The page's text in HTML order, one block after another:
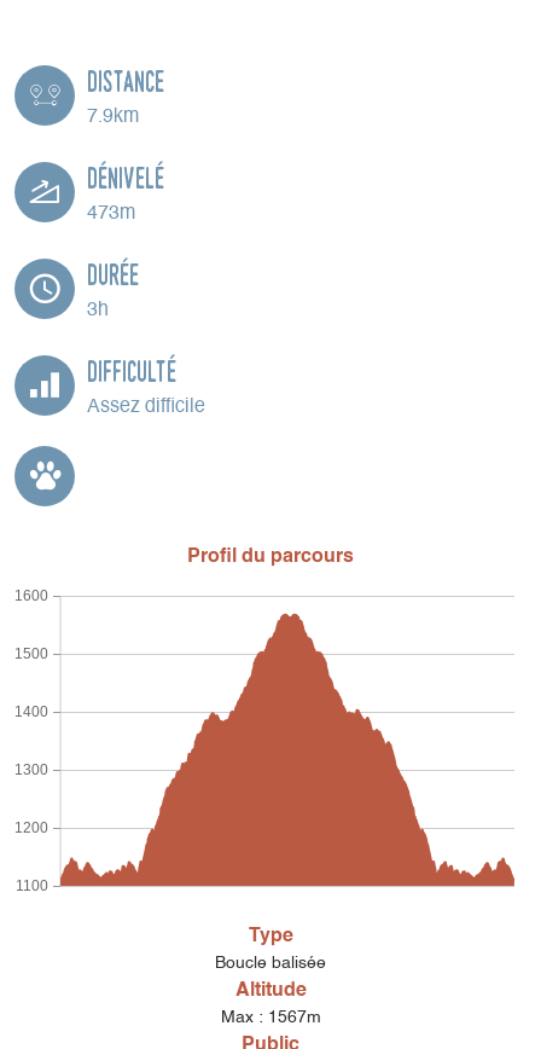
Distance
7.9km
Dénivelé
473m
Durée
3h
Difficulté
Assez difficile
Profil du parcours
1100
1200
1300
1400
1500
1600
Type
Boucle balisée
Altitude
Max : 1567m